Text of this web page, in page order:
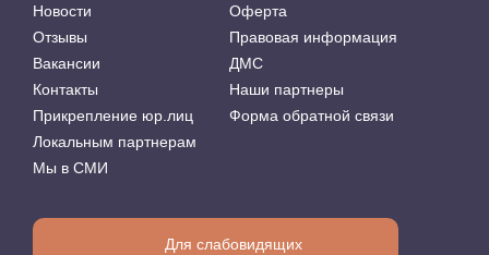
Новости
Отзывы
Вакансии
Контакты
Прикрепление юр.лиц
Локальным партнерам
Мы в СМИ
Оферта
Правовая информация
ДМС
Наши партнеры
Форма обратной связи
Для слабовидящих